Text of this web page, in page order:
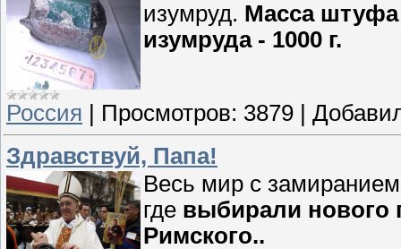
изумруд. Масса штуфа
изумруда - 1000 г.
Россия Просмотров: 3879
Здравствуй, Папа!
Весь мир с
где выбирали нового
Римского..